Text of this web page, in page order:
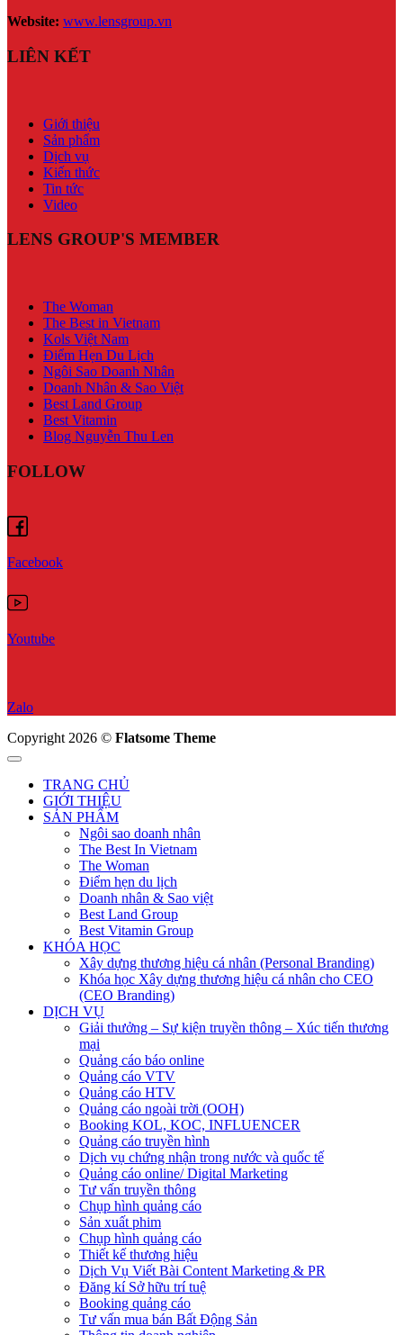
Website: www.lensgroup.vn
LIÊN KẾT
Giới thiệu
Sản phẩm
Dịch vụ
Kiến thức
Tin tức
Video
LENS GROUP'S MEMBER
The Woman
The Best in Vietnam
Kols Việt Nam
Điểm Hẹn Du Lịch
Ngôi Sao Doanh Nhân
Doanh Nhân & Sao Việt
Best Land Group
Best Vitamin
Blog Nguyễn Thu Len
FOLLOW
Facebook
Youtube
Zalo
Copyright 2026 © Flatsome Theme
TRANG CHỦ
GIỚI THIỆU
SẢN PHẨM
Ngôi sao doanh nhân
The Best In Vietnam
The Woman
Điểm hẹn du lịch
Doanh nhân & Sao việt
Best Land Group
Best Vitamin Group
KHÓA HỌC
Xây dựng thương hiệu cá nhân (Personal Branding)
Khóa học Xây dựng thương hiệu cá nhân cho CEO
(CEO Branding)
DỊCH VỤ
Giải thưởng – Sự kiện truyền thông – Xúc tiến thương
mại
Quảng cáo báo online
Quảng cáo VTV
Quảng cáo HTV
Quảng cáo ngoài trời (OOH)
Booking KOL, KOC, INFLUENCER
Quảng cáo truyền hình
Dịch vụ chứng nhận trong nước và quốc tế
Quảng cáo online/ Digital Marketing
Tư vấn truyền thông
Chụp hình quảng cáo
Sản xuất phim
Chụp hình quảng cáo
Thiết kế thương hiệu
Dịch Vụ Viết Bài Content Marketing & PR
Đăng kí Sở hữu trí tuệ
Booking quảng cáo
Tư vấn mua bán Bất Động Sản